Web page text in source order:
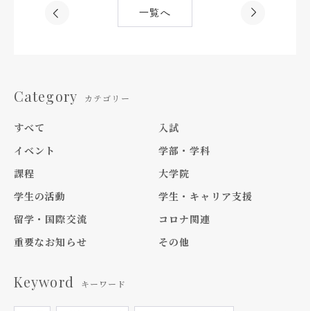
一覧へ
Category カテゴリー
すべて
入試
イベント
学部・学科
課程
大学院
学生の活動
学生・キャリア支援
留学・国際交流
コロナ関連
重要なお知らせ
その他
Keyword キーワード